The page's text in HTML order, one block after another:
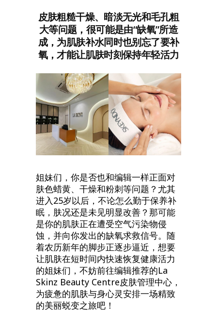
皮肤粗糙干燥、暗淡无光和毛孔粗
大等问题，很可能是由“缺氧”所造
成，为肌肤补水同时也别忘了要补
氧，才能让肌肤时刻保持年轻活力
姐妹们，你是否也和编辑一样正面对
肤色蜡黄、干燥和粉刺等问题？尤其
进入25岁以后，不论怎么勤于保养补
眠，肤况还是未见明显改善？那可能
是你的肌肤正在遭受空气污染物侵
蚀，并向你发出的缺氧求救信号。随
着农历新年的脚步正逐步逼近，想要
让肌肤在短时间内快速恢复健康活力
的姐妹们，不妨前往编辑推荐的La
Skinz Beauty Centre皮肤管理中心，
为疲惫的肌肤与身心灵安排一场精致
的美丽蜕变之旅吧！